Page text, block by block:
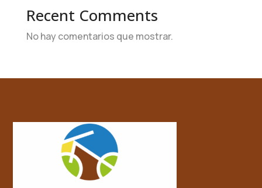
Recent Comments
No hay comentarios que mostrar.